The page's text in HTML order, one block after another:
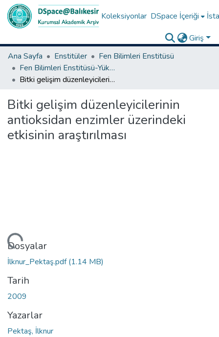
Koleksiyonlar DSpace İçeriği
Giriş
Ana Sayfa
Enstitüler
Fen Bilimleri Enstitüsü
Fen Bilimleri Enstitüsü-Yüksek Lisans Tezleri
Bitki gelişim düzenleyicilerinin antioksidan enzimler üzerindeki etkisinin araştırılması
Bitki gelişim düzenleyicilerinin
antioksidan enzimler üzerindeki
etkisinin araştırılması
Dosyalar
İlknur_Pektaş.pdf(1.14 MB)
Tarih
2009
Yazarlar
Pektaş, İlknur